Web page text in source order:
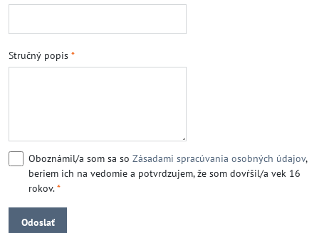
Stručný popis *
Oboznámil/a som sa so Zásadami spracúvania osobných údajov,
beriem ich na vedomie a potvrdzujem, že som dovŕšil/a vek 16
rokov.*
Odoslať